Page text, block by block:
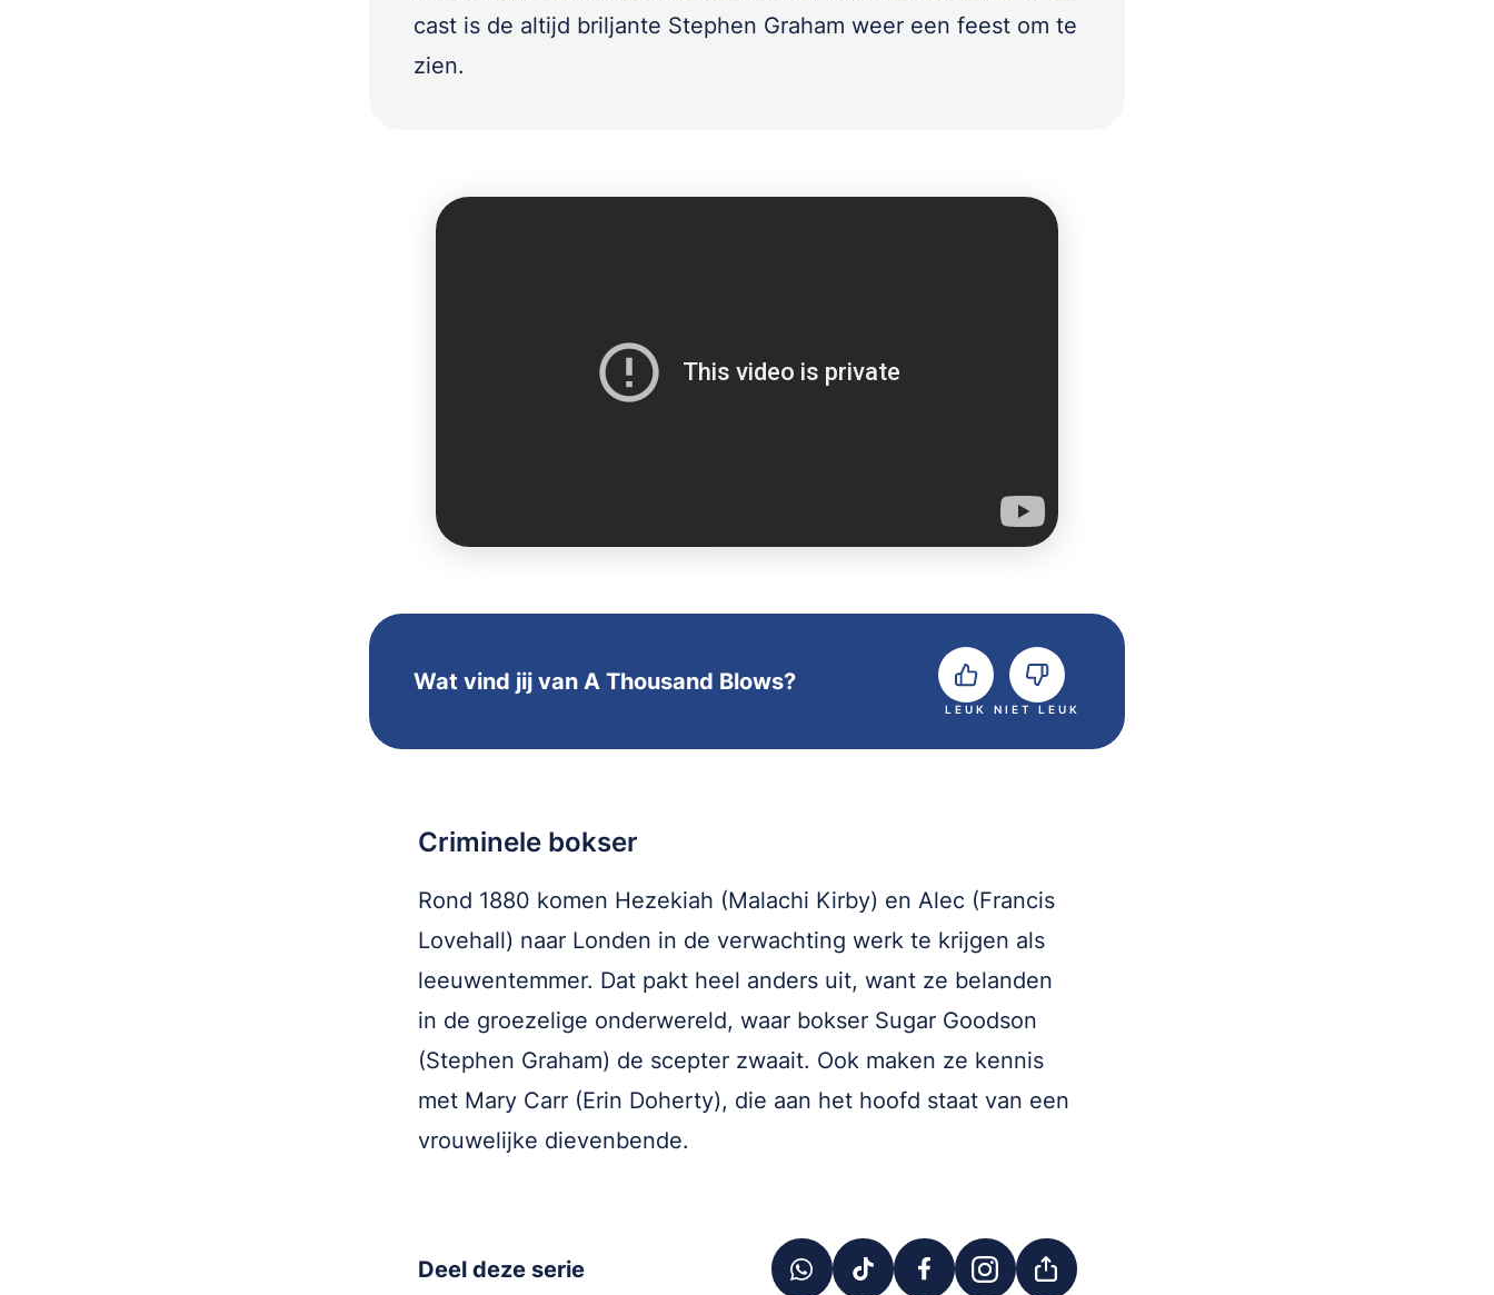
cast is de altijd briljante Stephen Graham weer een feest om te
zien.
Wat vind jij van A Thousand Blows?
LEUK NIET LEUK
Criminele bokser
Rond 1880 komen Hezekiah (Malachi Kirby) en Alec (Francis
Lovehall) naar Londen in de verwachting werk te krijgen als
leeuwentemmer. Dat pakt heel anders uit, want ze belanden
in de groezelige onderwereld, waar bokser Sugar Goodson
(Stephen Graham) de scepter zwaait. Ook maken ze kennis
met Mary Carr (Erin Doherty), die aan het hoofd staat van een
vrouwelijke dievenbende.
Deel deze serie